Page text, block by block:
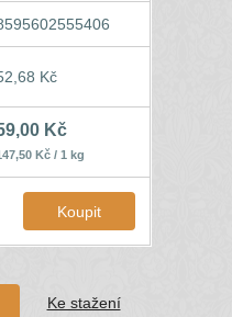
Kč
Kč
Kč / 1 kg
Ke stažení